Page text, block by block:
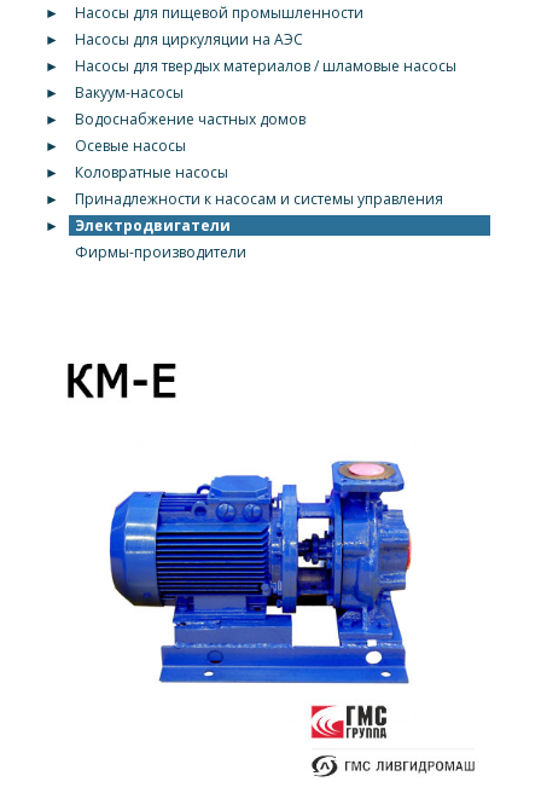
►
Насосы для пищевой промышленности
►
Насосы для циркуляции на АЭС
►
Насосы для твердых материалов / шламовые насосы
►
Вакуум-насосы
►
Водоснабжение частных домов
►
Осевые насосы
►
Коловратные насосы
►
Принадлежности к насосам и системы управления
►
Электродвигатели
Фирмы-производители